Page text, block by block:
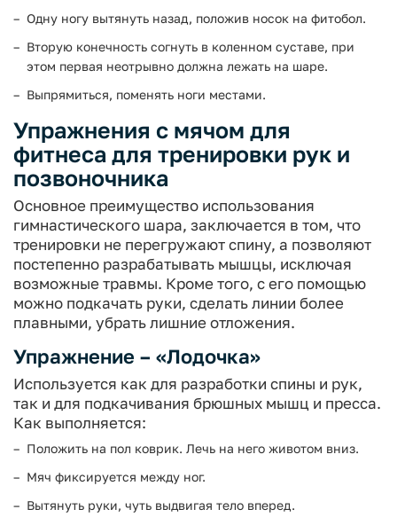
Одну ногу вытянуть назад, положив носок на фитобол.
Вторую конечность согнуть в коленном суставе, при
этом первая неотрывно должна лежать на шаре.
Выпрямиться, поменять ноги местами.
Упражнения с мячом для
фитнеса для тренировки рук и
позвоночника
Основное преимущество использования
гимнастического шара, заключается в том, что
тренировки не перегружают спину, а позволяют
постепенно разрабатывать мышцы, исключая
возможные травмы. Кроме того, с его помощью
можно подкачать руки, сделать линии более
плавными, убрать лишние отложения.
Упражнение – «Лодочка»
Используется как для разработки спины и рук,
так и для подкачивания брюшных мышц и пресса.
Как выполняется:
Положить на пол коврик. Лечь на него животом вниз.
Мяч фиксируется между ног.
Вытянуть руки, чуть выдвигая тело вперед.